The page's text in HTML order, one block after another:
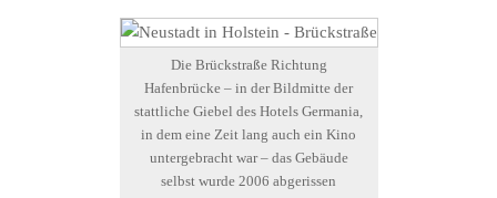
Die Brückstraße Richtung
Hafenbrücke – in der Bildmitte der
stattliche Giebel des Hotels Germania,
in dem eine Zeit lang auch ein Kino
untergebracht war – das Gebäude
selbst wurde 2006 abgerissen